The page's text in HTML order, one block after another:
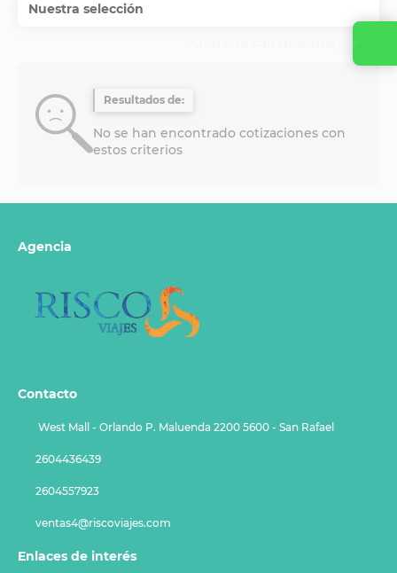
Nuestra selección
Resultados de:
No se han encontrado cotizaciones con
estos criterios
Agencia
Contacto
West Mall - Orlando P. Maluenda 2200 5600 - San Rafael
2604436439
2604557923
ventas4@riscoviajes.com
Enlaces de interés